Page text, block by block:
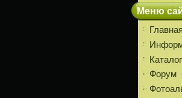
Меню
Форум